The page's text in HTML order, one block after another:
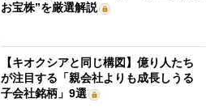
お宝株”を厳選解説
【キオクシアと同じ構図】億り人たち
が注目する「親会社よりも成長しうる
子会社銘柄」9選